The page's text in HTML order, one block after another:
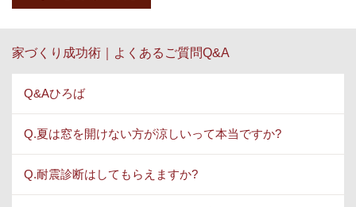
家づくり成功術｜よくあるご質問Q&A
Q&Aひろば
Q.夏は窓を開けない方が涼しいって本当ですか?
Q.耐震診断はしてもらえますか?